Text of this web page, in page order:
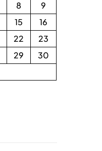
8
9
15
16
22
23
29
30